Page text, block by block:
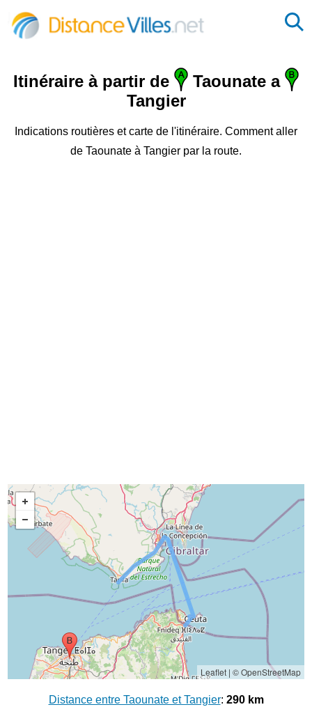
Itinéraire à partir de
Taounate a
Tangier
Indications routières et carte de l'itinéraire. Comment aller
de Taounate à Tangier par la route.
Leaflet| © OpenStreetMap
Distance entre Taounate et Tangier: 290 km